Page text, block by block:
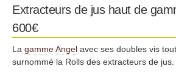
Extracteurs de jus haut de
600€
La gamme Angel avec ses doubles vis
surnommé la Rolls des extracteurs de jus.